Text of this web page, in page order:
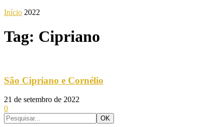
Início 2022
Tag: Cipriano
São Cipriano e Cornélio
21 de setembro de 2022
0